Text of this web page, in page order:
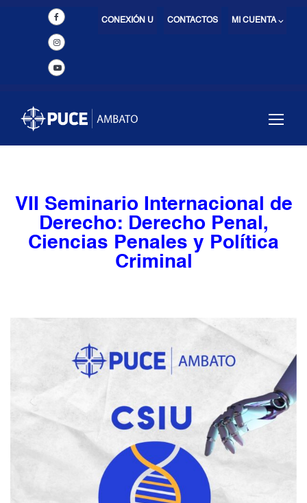
MI CUENTA ⌵
CONTACTOS
CONEXIÓN U
VII Seminario Internacional de
Derecho: Derecho Penal,
Ciencias Penales y Política
Criminal